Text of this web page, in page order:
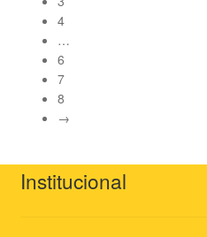
4
…
6
7
8
→
Institucional